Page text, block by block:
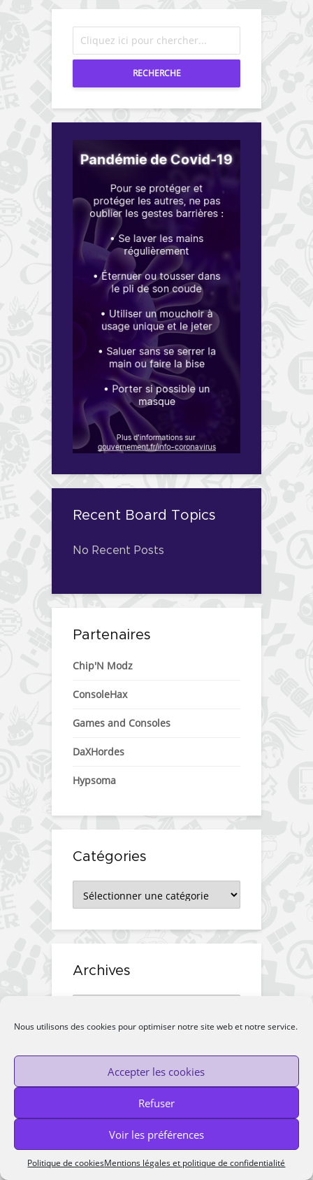
Nous utilisons des cookies pour optimiser notre site web et notre service.
Accepter les cookies
Refuser
Voir les préférences
Politique de cookiesMentions légales et politique de confidentialité
RECHERCHE
Recent Board Topics
No Recent Posts
Partenaires
Chip'N Modz
ConsoleHax
Games and Consoles
DaXHordes
Hypsoma
Catégories
Archives
Archives
RECHERCHE